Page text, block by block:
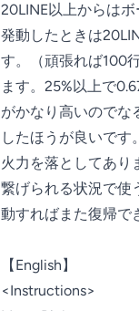
20LINE以上からは
発動したときは
す。（頑張れば100
ます。25%以上で
がかなり高いのでな
したほうが良いです
火力を落としてあり
繋げられる状況で使
動すればまた復帰で
【English】
<Instructions>